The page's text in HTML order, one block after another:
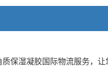
保湿凝胶国际物流服务，让